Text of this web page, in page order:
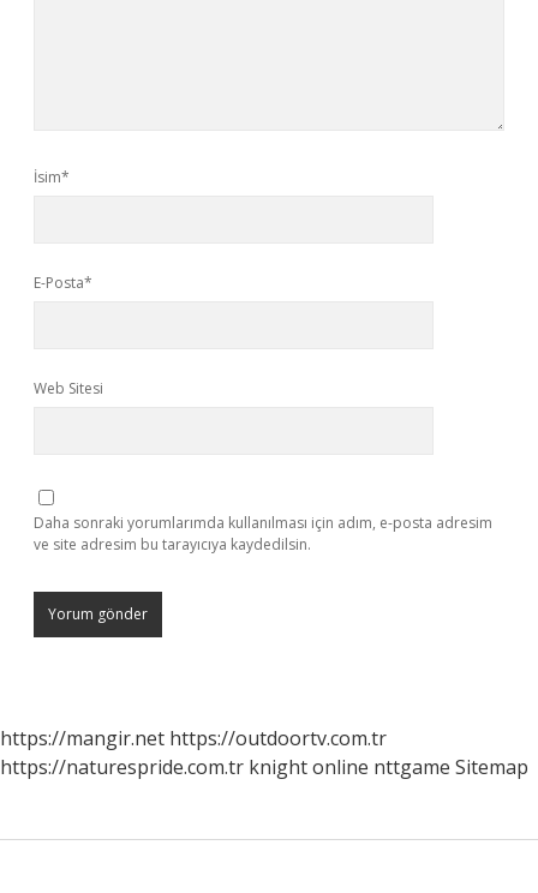
İsim*
E-Posta*
Web Sitesi
Daha sonraki yorumlarımda kullanılması için adım, e-posta adresim
ve site adresim bu tarayıcıya kaydedilsin.
https://mangir.net https://outdoortv.com.tr
https://naturespride.com.tr knight online nttgame Sitemap